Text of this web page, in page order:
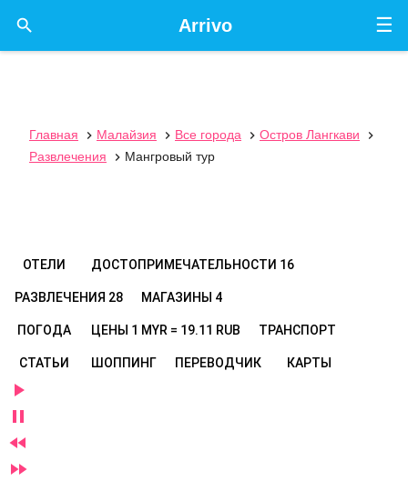
☰
Arrivo

Главная  Малайзия  Все города  Остров Лангкави

Развлечения
 Мангровый тур
ОТЕЛИ ДОСТОПРИМЕЧАТЕЛЬНОСТИ 16
РАЗВЛЕЧЕНИЯ 28 МАГАЗИНЫ 4
ПОГОДА ЦЕНЫ 1 MYR = 19.11 RUB ТРАНСПОРТ
СТАТЬИ ШОППИНГ ПЕРЕВОДЧИК КАРТЫ



